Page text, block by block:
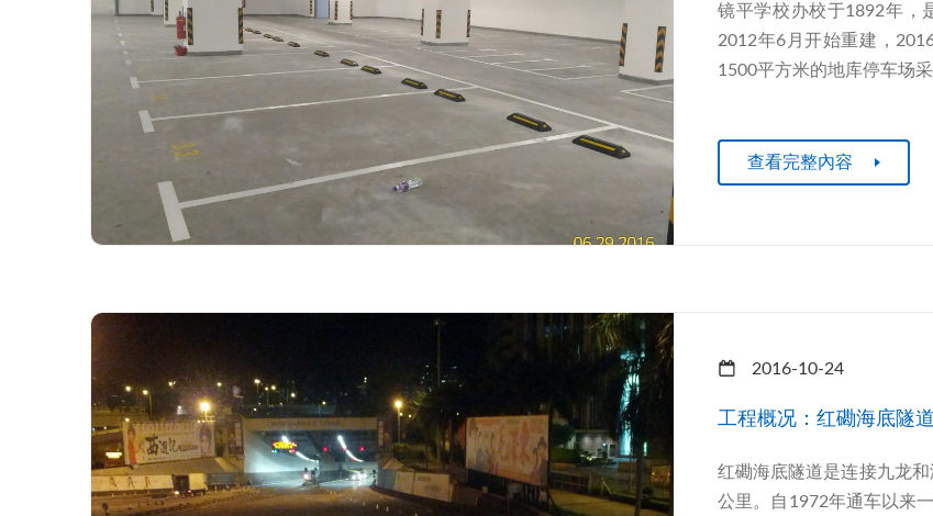
镜平学校办校于1892年，
2012年6月开始重建，
1500平方米的地库停车场
查看完整內容
2016-10-24
工程概况：红磡海底隧
红磡海底隧道是连接九龙
公里。自1972年通车以来